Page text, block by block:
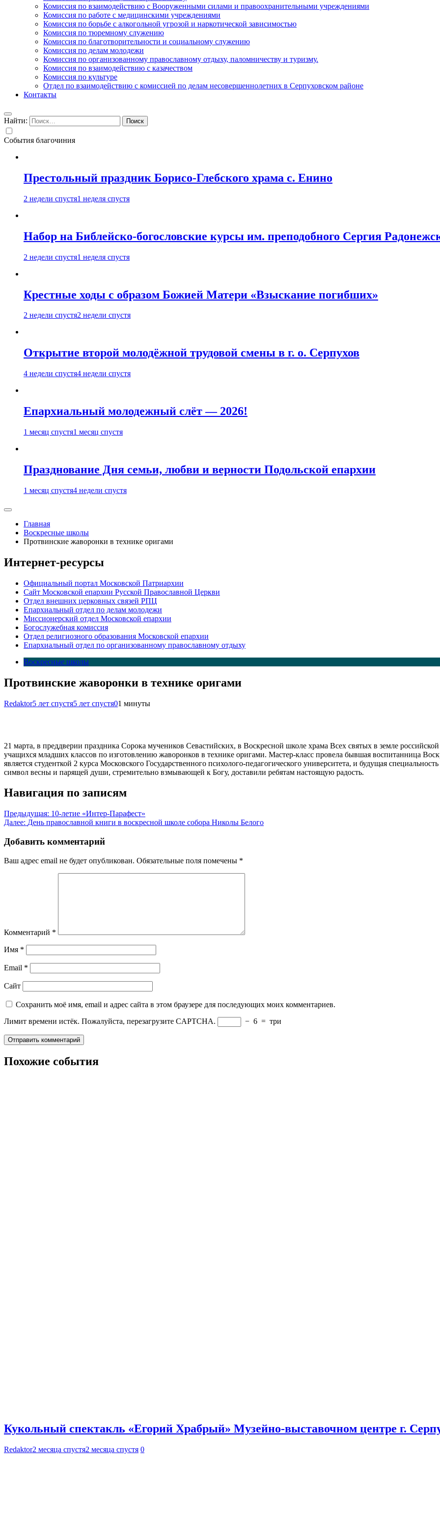
Комиссия по взаимодействию с Вооруженными силами и правоохранительными учреждениями
Комиссия по работе с медицинскими учреждениями
Комиссия по борьбе с алкогольной угрозой и наркотической зависимостью
Комиссия по тюремному служению
Комиссия по благотворительности и социальному служению
Комиссия по делам молодежи
Комиссия по организованному православному отдыху, паломничеству и туризму.
Комиссия по взаимодействию с казачеством
Комиссия по культуре
Отдел по взаимодействию с комиссией по делам несовершеннолетних в Серпуховском районе
Контакты
Найти:
События благочиния
Престольный праздник Борисо-Глебского храма с. Енино
2 недели спустя1 неделя спустя
Набор на Библейско-богословские курсы им. преподобного Сергия
2 недели спустя1 неделя спустя
Крестные ходы с образом Божией Матери «Взыскание погибших»
2 недели спустя2 недели спустя
Открытие второй молодёжной трудовой смены в г. о. Серпухов
4 недели спустя4 недели спустя
Епархиальный молодежный слёт — 2026!
1 месяц спустя1 месяц спустя
Празднование Дня семьи, любви и верности Подольской епархии
1 месяц спустя4 недели спустя
Главная
Воскресные школы
Протвинские жаворонки в технике оригами
Интернет-ресурсы
Официальный портал Московской Патриархии
Сайт Московской епархии Русской Православной Церкви
Отдел внешних церковных связей РПЦ
Епархиальный отдел по делам молодежи
Миссионерский отдел Московской епархии
Богослужебная комиссия
Отдел религиозного образования Московской епархии
Епархиальный отдел по организованному православному отдыху
Воскресные школы
Протвинские жаворонки в технике оригами
Redaktor5 лет спустя5 лет спустя01 минуты
21 марта, в преддверии праздника Сорока мучеников Севастийских, в Воскресной школе храма Всех святых в земле
учащихся младших классов по изготовлению жаворонков в технике оригами. Мастер-класс провела бывшая воспитанница
является студенткой 2 курса Московского Государственного психолого-педагогического университета, и будущая
символ весны и парящей души, стремительно взмывающей к Богу, доставили ребятам настоящую радость.
Навигация по записям
Предыдущая: 10-летие «Интер-Парафест»
Далее: День православной книги в воскресной школе собора Николы Белого
Добавить комментарий
Ваш адрес email не будет опубликован. Обязательные поля помечены *
Комментарий *
Имя *
Email *
Сайт
Сохранить моё имя, email и адрес сайта в этом браузере для последующих моих комментариев.
Лимит времени истёк. Пожалуйста, перезагрузите CAPTCHA.
− 6 = три
Похожие события
Кукольный спектакль «Егорий Храбрый» Музейно-выставочном центре г.
Redaktor2 месяца спустя2 месяца спустя 0